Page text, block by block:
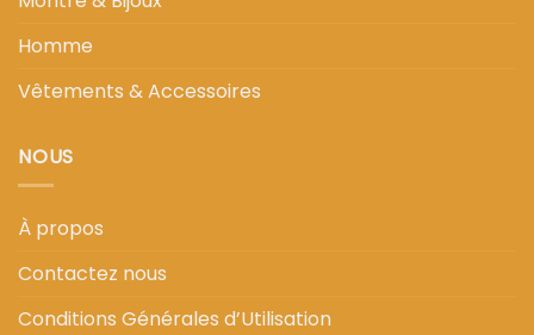
Homme
Vêtements & Accessoires
NOUS
À propos
Contactez nous
Conditions Générales d’Utilisation